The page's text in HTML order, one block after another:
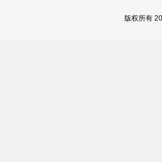
版权所有